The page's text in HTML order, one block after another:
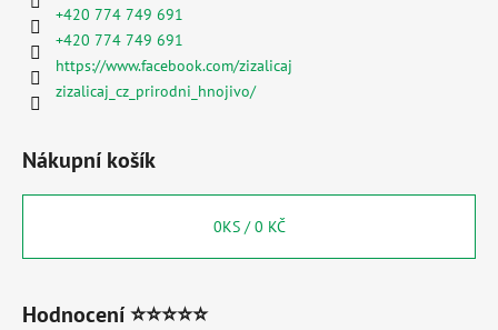
+420 774 749 691
+420 774 749 691
https://www.facebook.com/zizalicaj
zizalicaj_cz_prirodni_hnojivo/
Nákupní košík
0KS /0 KČ
Hodnocení ⭐⭐⭐⭐⭐